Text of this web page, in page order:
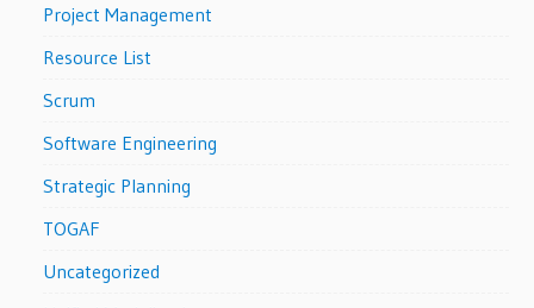
Project Management
Resource List
Scrum
Software Engineering
Strategic Planning
TOGAF
Uncategorized